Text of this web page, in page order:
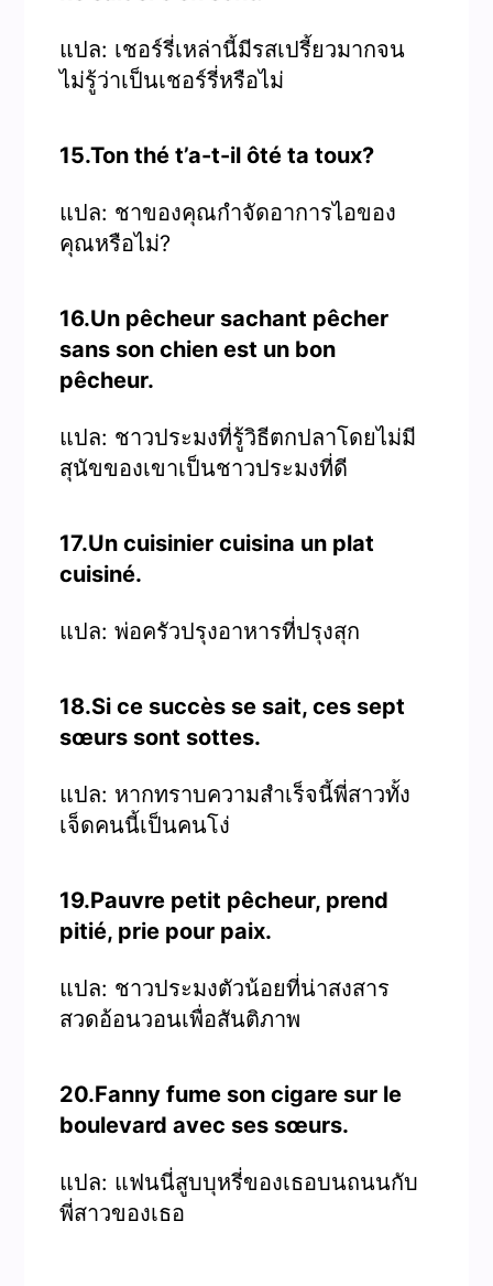
แปล: เชอร์รี่เหล่านี้มีรสเปรี้ยวมากจน
ไม่รู้ว่าเป็นเชอร์รี่หรือไม่
15.Ton thé t’a-t-il ôté ta toux?
แปล: ชาของคุณกำจัดอาการไอของ
คุณหรือไม่?
16.Un pêcheur sachant pêcher
sans son chien est un bon
pêcheur.
แปล: ชาวประมงที่รู้วิธีตกปลาโดยไม่มี
สุนัขของเขาเป็นชาวประมงที่ดี
17.Un cuisinier cuisina un plat
cuisiné.
แปล: พ่อครัวปรุงอาหารที่ปรุงสุก
18.Si ce succès se sait, ces sept
sœurs sont sottes.
แปล: หากทราบความสำเร็จนี้พี่สาวทั้ง
เจ็ดคนนี้เป็นคนโง่
19.Pauvre petit pêcheur, prend
pitié, prie pour paix.
แปล: ชาวประมงตัวน้อยที่น่าสงสาร
สวดอ้อนวอนเพื่อสันติภาพ
20.Fanny fume son cigare sur le
boulevard avec ses sœurs.
แปล: แฟนนี่สูบบุหรี่ของเธอบนถนนกับ
พี่สาวของเธอ